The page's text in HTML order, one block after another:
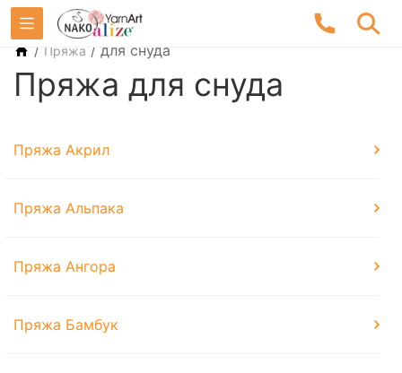
/ Пряжа / для снуда
Пряжа для снуда
Пряжа Акрил
Пряжа Альпака
Пряжа Ангора
Пряжа Бамбук